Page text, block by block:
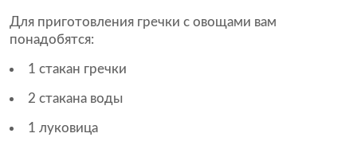
Для приготовления гречки с овощами вам
понадобятся:
1 стакан гречки
2 стакана воды
1 луковица